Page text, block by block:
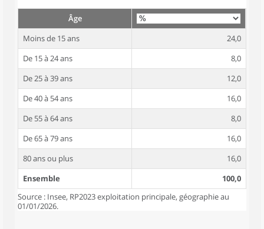
Âge
Moins de 15 ans
24,0
De 15 à 24 ans
8,0
De 25 à 39 ans
12,0
De 40 à 54 ans
16,0
De 55 à 64 ans
8,0
De 65 à 79 ans
16,0
80 ans ou plus
16,0
Ensemble
100,0
Source : Insee, RP2023 exploitation principale, géographie au
01/01/2026.